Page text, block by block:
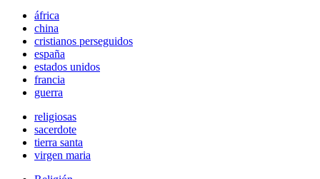
áfrica
china
cristianos perseguidos
españa
estados unidos
francia
guerra
religiosas
sacerdote
tierra santa
virgen maria